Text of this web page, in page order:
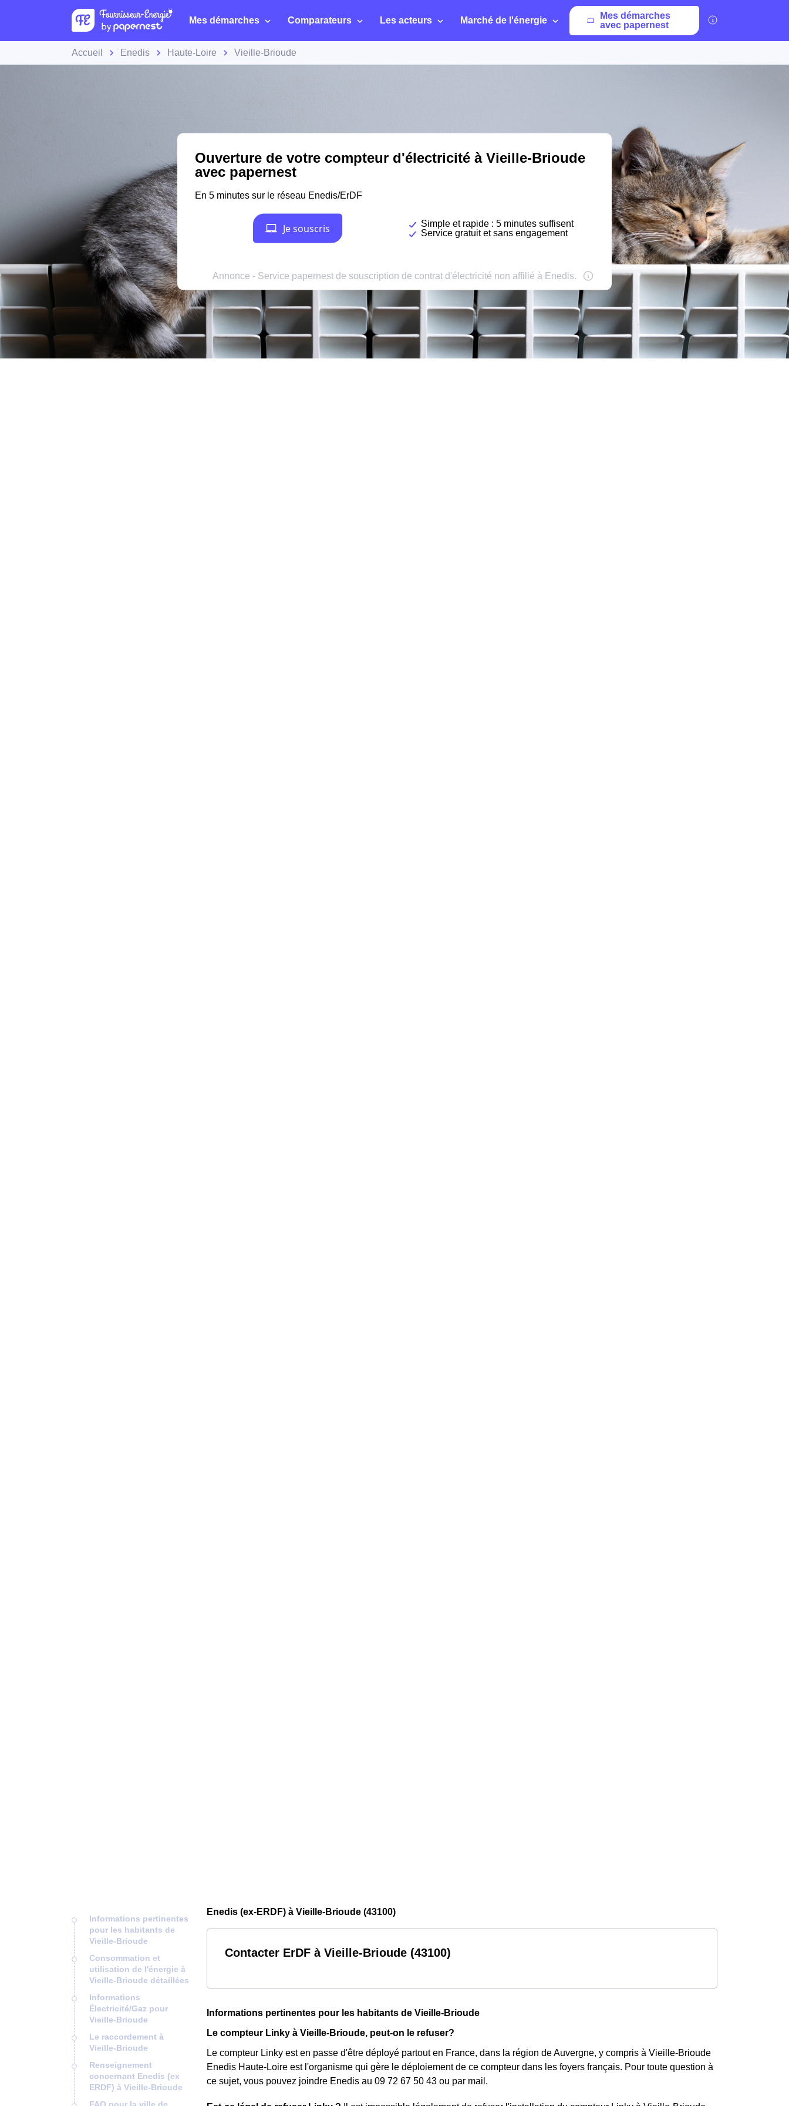
Mes démarches Comparateurs Les acteurs Marché de l'énergie
Mes démarches
avec papernest
Accueil Enedis Haute-Loire Vieille-Brioude
Informations pertinentes
pour les habitants de
Vieille-Brioude
Consommation et
utilisation de l'énergie à
Vieille-Brioude détaillées
Informations
Électricité/Gaz pour
Vieille-Brioude
Le raccordement à
Vieille-Brioude
Renseignement
concernant Enedis (ex
ERDF) à Vieille-Brioude
Enedis (ex-ERDF) à Vieille-Brioude (43100)
Contacter ErDF à Vieille-Brioude (43100)
Informations pertinentes pour les habitants de Vieille-Brioude
Le compteur Linky à Vieille-Brioude, peut-on le refuser?
Le compteur Linky est en passe d'être déployé partout en France, dans la région de Auvergne, y compris à Vieille-Brioude
Enedis Haute-Loire est l'organisme qui gère le déploiement de ce compteur dans les foyers français. Pour toute question à
ce sujet, vous pouvez joindre Enedis au 09 72 67 50 43 ou par mail.